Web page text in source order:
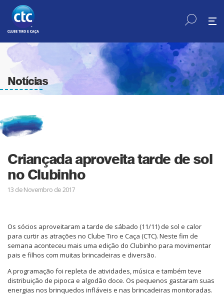
Notícias
Criançada aproveita tarde de sol
no Clubinho
13 de Novembro de 2017
Os sócios aproveitaram a tarde de sábado (11/11) de sol e calor
para curtir as atrações no Clube Tiro e Caça (CTC). Neste fim de
semana aconteceu mais uma edição do Clubinho para movimentar
pais e filhos com muitas brincadeiras e diversão.
A programação foi repleta de atividades, música e também teve
distribuição de pipoca e algodão doce. Os pequenos gastaram suas
energias nos brinquedos infláveis e nas brincadeiras monitoradas.